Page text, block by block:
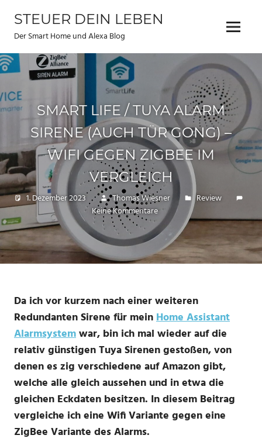
Inhalt
springen
STEUER DEIN LEBEN
Der Smart Home und Alexa Blog Menu
SMART LIFE / TUYA ALARM
SIRENE (AUCH TÜR GONG) –
WIFI GEGEN ZIGBEE IM
VERGLEICH
1. Dezember 2023 Thomas Wiesner
Review
Keine Kommentare
Da ich vor kurzem nach einer weiteren
Redundanten Sirene für meinHome Assistant
Alarmsystemwar, bin ich mal wieder auf die
relativ günstigen Tuya Sirenen gestoßen, von
denen es zig verschiedene auf Amazon gibt,
welche alle gleich aussehen und in etwa die
gleichen Eckdaten besitzen. In diesem Beitrag
vergleiche ich eine Wifi Variante gegen eine
ZigBee Variante des Alarms.